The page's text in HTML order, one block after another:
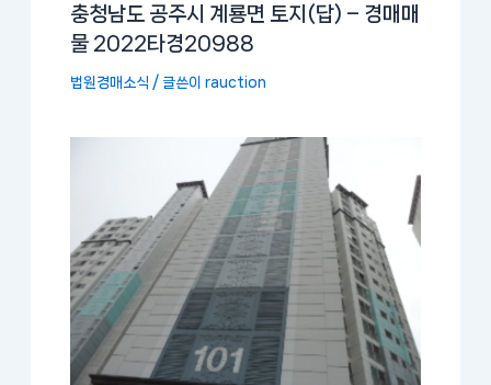
충청남도 공주시 계룡면 토지(답) – 경매매
물 2022타경20988
법원경매소식 / 글쓴이rauction